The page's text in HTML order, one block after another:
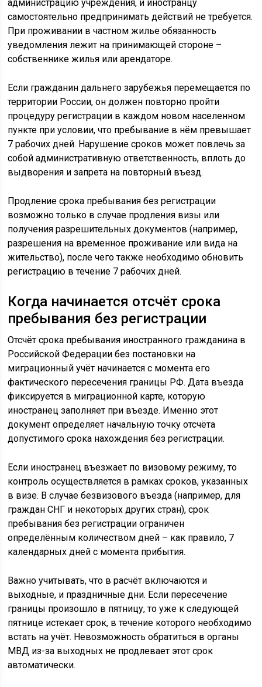
администрацию учреждения, и иностранцу
самостоятельно предпринимать действий не требуется.
При проживании в частном жилье обязанность
уведомления лежит на принимающей стороне –
собственнике жилья или арендаторе.
Если гражданин дальнего зарубежья перемещается по
территории России, он должен повторно пройти
процедуру регистрации в каждом новом населенном
пункте при условии, что пребывание в нём превышает
7 рабочих дней. Нарушение сроков может повлечь за
собой административную ответственность, вплоть до
выдворения и запрета на повторный въезд.
Продление срока пребывания без регистрации
возможно только в случае продления визы или
получения разрешительных документов (например,
разрешения на временное проживание или вида на
жительство), после чего также необходимо обновить
регистрацию в течение 7 рабочих дней.
Когда начинается отсчёт срока
пребывания без регистрации
Отсчёт срока пребывания иностранного гражданина в
Российской Федерации без постановки на
миграционный учёт начинается с момента его
фактического пересечения границы РФ. Дата въезда
фиксируется в миграционной карте, которую
иностранец заполняет при въезде. Именно этот
документ определяет начальную точку отсчёта
допустимого срока нахождения без регистрации.
Если иностранец въезжает по визовому режиму, то
контроль осуществляется в рамках сроков, указанных
в визе. В случае безвизового въезда (например, для
граждан СНГ и некоторых других стран), срок
пребывания без регистрации ограничен
определённым количеством дней – как правило, 7
календарных дней с момента прибытия.
Важно учитывать, что в расчёт включаются и
выходные, и праздничные дни. Если пересечение
границы произошло в пятницу, то уже к следующей
пятнице истекает срок, в течение которого необходимо
встать на учёт. Невозможность обратиться в органы
МВД из-за выходных не продлевает этот срок
автоматически.